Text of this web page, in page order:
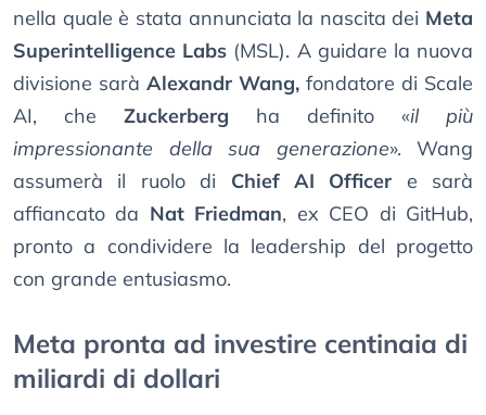
nella quale è stata annunciata la nascita dei Meta
Superintelligence Labs (MSL). A guidare la nuova
divisione sarà Alexandr Wang, fondatore di Scale
AI, che Zuckerberg ha definito «il più
impressionante della sua generazione». Wang
assumerà il ruolo di Chief AI Officer e sarà
affiancato da Nat Friedman, ex CEO di GitHub,
pronto a condividere la leadership del progetto
con grande entusiasmo.
Meta pronta ad investire centinaia di
miliardi di dollari